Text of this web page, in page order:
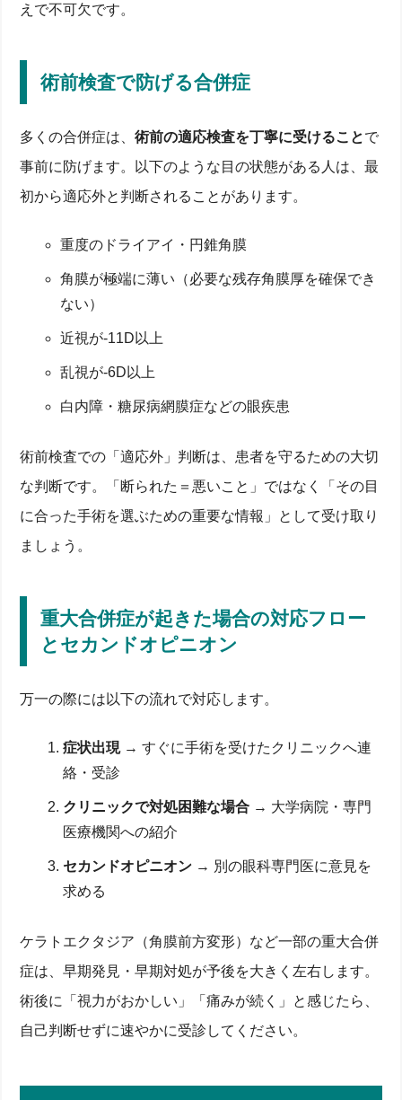
えで不可欠です。
術前検査で防げる合併症
多くの合併症は、術前の適応検査を丁寧に受けることで
事前に防げます。以下のような目の状態がある人は、最
初から適応外と判断されることがあります。
重度のドライアイ・円錐角膜
角膜が極端に薄い（必要な残存角膜厚を確保でき
ない）
近視が-11D以上
乱視が-6D以上
白内障・糖尿病網膜症などの眼疾患
術前検査での「適応外」判断は、患者を守るための大切
な判断です。「断られた＝悪いこと」ではなく「その目
に合った手術を選ぶための重要な情報」として受け取り
ましょう。
重大合併症が起きた場合の対応フロー
とセカンドオピニオン
万一の際には以下の流れで対応します。
症状出現→ すぐに手術を受けたクリニックへ連
絡・受診
クリニックで対処困難な場合 → 大学病院・専門
医療機関への紹介
セカンドオピニオン → 別の眼科専門医に意見を
求める
ケラトエクタジア（角膜前方変形）など一部の重大合併
症は、早期発見・早期対処が予後を大きく左右します。
術後に「視力がおかしい」「痛みが続く」と感じたら、
自己判断せずに速やかに受診してください。